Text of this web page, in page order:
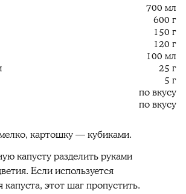
700 мл
600 г
150 г
120 г
100 мл
25 г
5 г
по вкусу
по вкусу
картошку — кубиками.
капусту разделить руками
Если используется
этот шаг пропустить.